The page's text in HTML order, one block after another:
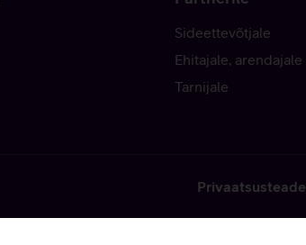
Sideettevõtjale
Ehitajale, arendajale
Tarnijale
Privaatsusteade